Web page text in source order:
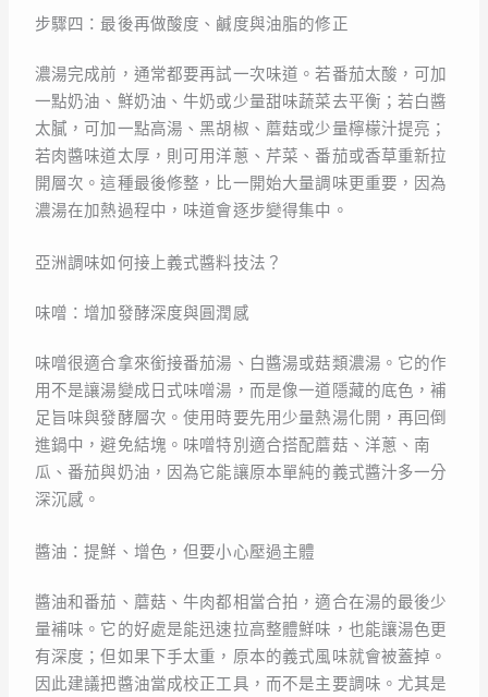
步驟四：最後再做酸度、鹹度與油脂的修正
濃湯完成前，通常都要再試一次味道。若番茄太酸，可加
一點奶油、鮮奶油、牛奶或少量甜味蔬菜去平衡；若白醬
太膩，可加一點高湯、黑胡椒、蘑菇或少量檸檬汁提亮；
若肉醬味道太厚，則可用洋蔥、芹菜、番茄或香草重新拉
開層次。這種最後修整，比一開始大量調味更重要，因為
濃湯在加熱過程中，味道會逐步變得集中。
亞洲調味如何接上義式醬料技法？
味噌：增加發酵深度與圓潤感
味噌很適合拿來銜接番茄湯、白醬湯或菇類濃湯。它的作
用不是讓湯變成日式味噌湯，而是像一道隱藏的底色，補
足旨味與發酵層次。使用時要先用少量熱湯化開，再回倒
進鍋中，避免結塊。味噌特別適合搭配蘑菇、洋蔥、南
瓜、番茄與奶油，因為它能讓原本單純的義式醬汁多一分
深沉感。
醬油：提鮮、增色，但要小心壓過主體
醬油和番茄、蘑菇、牛肉都相當合拍，適合在湯的最後少
量補味。它的好處是能迅速拉高整體鮮味，也能讓湯色更
有深度；但如果下手太重，原本的義式風味就會被蓋掉。
因此建議把醬油當成校正工具，而不是主要調味。尤其是